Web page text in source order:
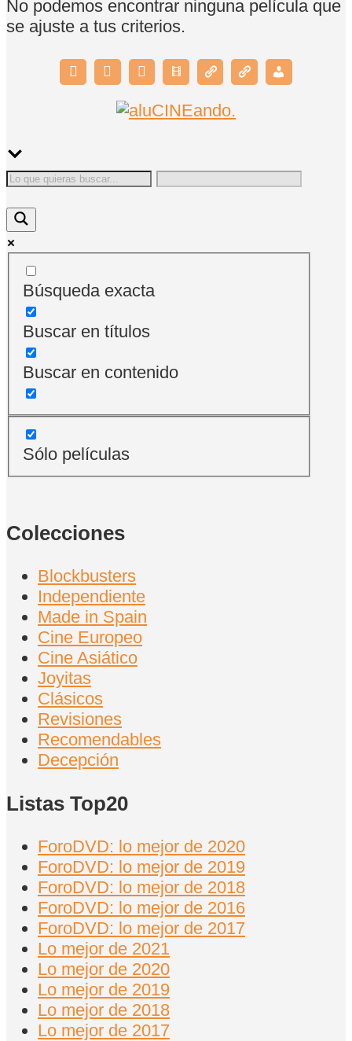
No podemos encontrar ninguna película que
se ajuste a tus criterios.
Búsqueda exacta
Buscar en títulos
Buscar en contenido
Sólo películas
Colecciones
Blockbusters
Independiente
Made in Spain
Cine Europeo
Cine Asiático
Joyitas
Clásicos
Revisiones
Recomendables
Decepción
Listas Top20
ForoDVD: lo mejor de 2020
ForoDVD: lo mejor de 2019
ForoDVD: lo mejor de 2018
ForoDVD: lo mejor de 2016
ForoDVD: lo mejor de 2017
Lo mejor de 2021
Lo mejor de 2020
Lo mejor de 2019
Lo mejor de 2018
Lo mejor de 2017